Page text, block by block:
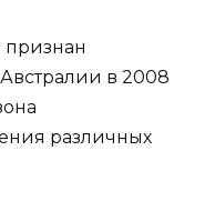
в 2008
различных